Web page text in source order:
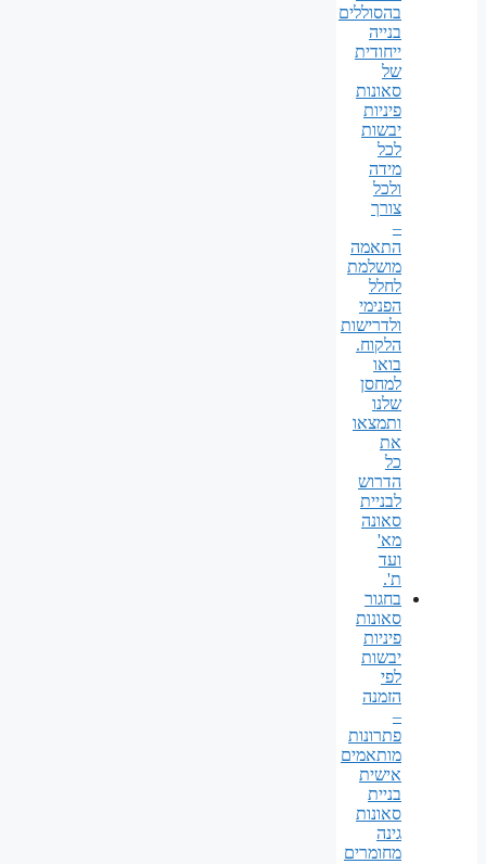
בהסוללים
בנייה
ייחודית
של
סאונות
פיניות
יבשות
לכל
מידה
ולכל
צורך
–
התאמה
מושלמת
לחלל
הפנימי
ולדרישות
הלקוח.
בואו
למחסן
שלנו
ותמצאו
את
כל
הדרוש
לבניית
סאונה
מא'
ועד
ת'.
בחגור
סאונות
פיניות
יבשות
לפי
הזמנה
–
פתרונות
מותאמים
אישית
בניית
סאונות
גינה
מחומרים